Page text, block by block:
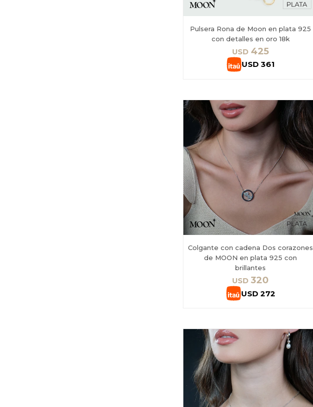
Pulsera Rona de Moon en plata 925
con detalles en oro 18k
USD 425
USD 361
Colgante con cadena Dos corazones
de MOON en plata 925 con
brillantes
USD 320
USD 272